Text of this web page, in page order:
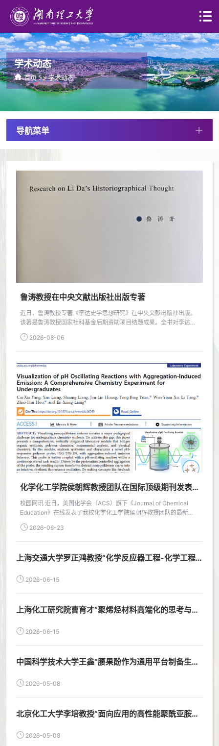
学术动态
首页>>学术动态
导航菜单
鲁涛教授在中央文献出版社出版专著
近日，鲁涛教授专著《李达史学思想研究》在中央文献出版社出版。
该著是鲁涛教授国家社科基金后期资助项目结题成果。全书对李达史
李达史学思想的形成和发展，分别探析了李达史学思想形成的环境条
件、理论来源及形成和发展的过程，探讨了李达的历史理论与历史研
思想作了比较研究，并阐述了李达史学思...
2026-08-06
化学化工学院侯朝辉教授团队在国际顶级期刊发表
教研成果
校园网讯 近日，美国化学会（ACS）旗下《Journal of Chemical
Education》在线发表了我校化学化工学院侯朝辉教授团队的最新教
学研究成果——Visualization of pH Oscillating Reactions with
Aggregation-Induced Emission: A Comprehensive Chemistry
Experiment for
《Journal of Chemical Education》创刊于1924年，是全球化学教
2026-06-23
上海交通大学罗正鸿教授“化学反应器工程-化学工程
2026-06-15
上海化工研究院曹育才“聚烯烃材料高端化的思考与实
2026-06-15
中国科学技术大学王鑫“腰果酚作为通用平台制备生物
2026-05-08
北京化工大学李培教授“面向应用的高性能聚酰亚胺材
座预告
2026-05-08